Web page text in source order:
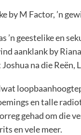
by M Factor, ’n
’n geestelike en
aanklank by
Joshua na die
en talle
gehad om die
en vele meer.